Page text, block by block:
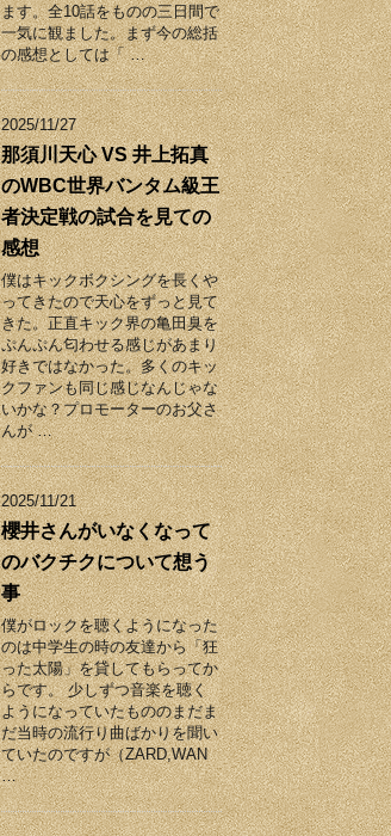
ます。全10話をものの三日間で
一気に観ました。まず今の総括
の感想としては「 …
2025/11/27
那須川天心 VS 井上拓真
のWBC世界バンタム級王
者決定戦の試合を見ての
感想
僕はキックボクシングを長くや
ってきたので天心をずっと見て
きた。正直キック界の亀田臭を
ぷんぷん匂わせる感じがあまり
好きではなかった。多くのキッ
クファンも同じ感じなんじゃな
いかな？プロモーターのお父さ
んが …
2025/11/21
櫻井さんがいなくなって
のバクチクについて想う
事
僕がロックを聴くようになった
のは中学生の時の友達から「狂
った太陽」を貸してもらってか
らです。 少しずつ音楽を聴く
ようになっていたもののまだま
だ当時の流行り曲ばかりを聞い
ていたのですが（ZARD,WAN
…